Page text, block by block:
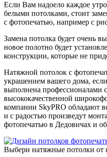
Если Вам надоело каждое
белыми потолками, стоит
с фотопечатью, например с
Замена потолка будет очень
новое полотно будет
конструкции, которые не
Натяжной потолок с
украшением вашего дома, если
выполнена профессионалами
высококачественной
компании SkyPRO обладают
и с радостью произведут
фотопечатью в Дедовичах и
Выбери натяжные потолки от